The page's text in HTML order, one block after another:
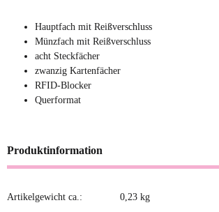
Hauptfach mit Reißverschluss
Münzfach mit Reißverschluss
acht Steckfächer
zwanzig Kartenfächer
RFID-Blocker
Querformat
Produktinformation
Produkteigenschaft
Wert
Artikelgewicht ca.: 0,23 kg